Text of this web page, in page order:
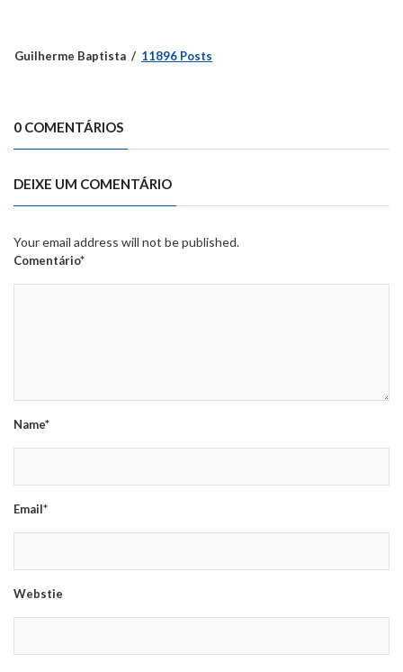
Guilherme Baptista 11896 Posts
0 COMENTÁRIOS
DEIXE UM COMENTÁRIO
Your email address will not be published.
Comentário*
Name*
Email*
Webstie